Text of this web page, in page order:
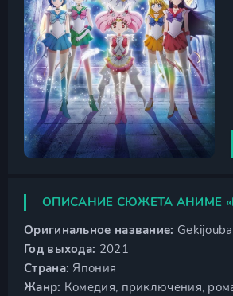
ОПИСАНИЕ СЮЖЕТА АНИМЕ
Оригинальное название:
Год выхода: 2021
Страна: Япония
Жанр: Комедия, приключения,